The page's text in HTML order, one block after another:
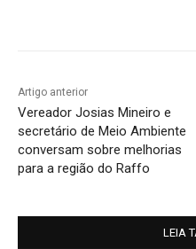
Artigo anterior
Vereador Josias Mineiro e
secretário de Meio Ambiente
conversam sobre melhorias
para a região do Raffo
LEIA